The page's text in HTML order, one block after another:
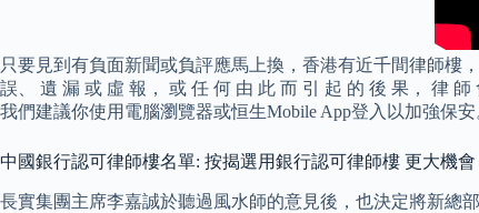
只要見到有負面新聞或負評應馬上換，香港有近千間律師樓
誤、 遺 漏 或 虛 報， 或 任 何 由 此 而 引 起 的 後 果， 律
我們建議你使用電腦瀏覽器或恒生Mobile App登入以加強保
中國銀行認可律師樓名單: 按揭選用銀行認可律師樓 更大機
長實集團主席李嘉誠於聽過風水師的意見後，也決定將新總